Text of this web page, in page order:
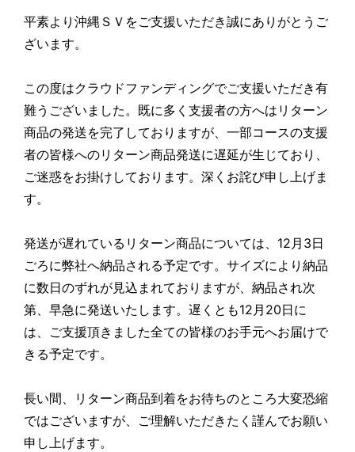
平素より沖縄ＳＶをご支援いただき誠にありがとうご
ざいます。
この度はクラウドファンディングでご支援いただき有
難うございました。既に多く支援者の方へはリターン
商品の発送を完了しておりますが、一部コースの支援
者の皆様へのリターン商品発送に遅延が生じており、
ご迷惑をお掛けしております。深くお詫び申し上げま
す。
発送が遅れているリターン商品については、12月3日
ごろに弊社へ納品される予定です。サイズにより納品
に数日のずれが見込まれておりますが、納品され次
第、早急に発送いたします。遅くとも12月20日に
は、ご支援頂きました全ての皆様のお手元へお届けで
きる予定です。
長い間、リターン商品到着をお待ちのところ大変恐縮
ではございますが、ご理解いただきたく謹んでお願い
申し上げます。